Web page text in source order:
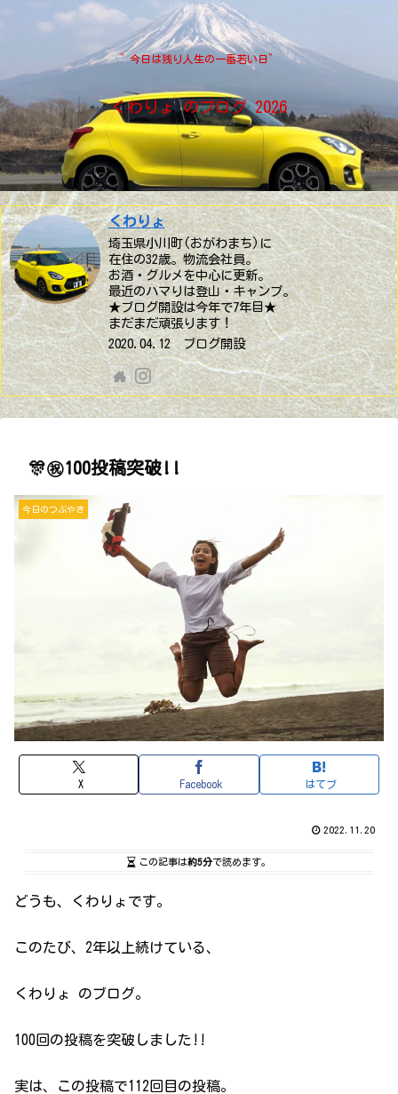
”今日は残り人生の一番若い日”
くわりょ のブログ 2026
くわりょ
埼玉県小川町(おがわまち)に
在住の32歳。物流会社員。
お酒・グルメを中心に更新。
最近のハマりは登山・キャンプ。
★ブログ開設は今年で7年目★
まだまだ頑張ります！
2020.04.12 ブログ開設
🎊㊗️100投稿突破!!
今日のつぶやき
X Facebook はてブ
2022.11.20
この記事は約5分で読めます。
どうも、くわりょです。
このたび、2年以上続けている、
くわりょ のブログ。
100回の投稿を突破しました!!
実は、この投稿で112回目の投稿。